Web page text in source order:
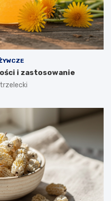
i zastosowanie